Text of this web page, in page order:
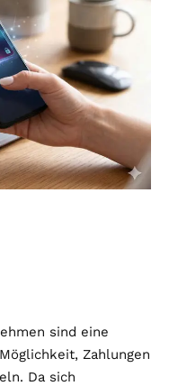
sind eine
Zahlungen
Da sich